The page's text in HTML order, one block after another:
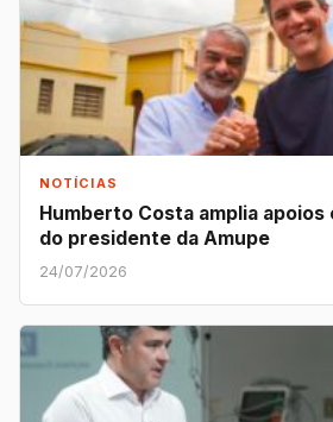
NOTÍCIAS
Humberto Costa amplia
do presidente da Amupe
24/07/2026